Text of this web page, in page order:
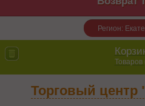
Регион:
Товаров
Торговый центр